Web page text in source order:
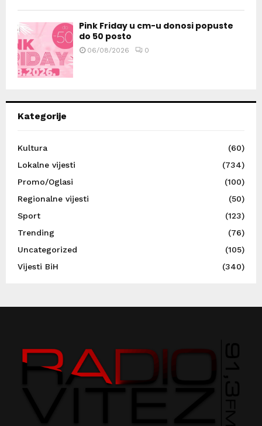
Pink Friday u cm-u donosi popuste
do 50 posto
06/08/2026 0
Kategorije
Kultura
(60)
Lokalne vijesti
(734)
Promo/Oglasi
(100)
Regionalne vijesti
(50)
Sport
(123)
Trending
(76)
Uncategorized
(105)
Vijesti BiH
(340)